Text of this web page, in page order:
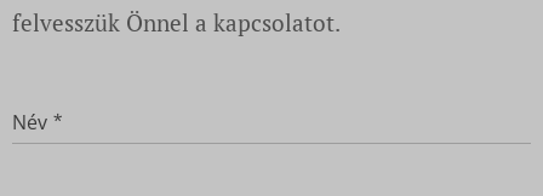
felvesszük Önnel a kapcsolatot.
Név